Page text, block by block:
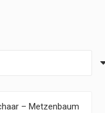
– Metzenbaum